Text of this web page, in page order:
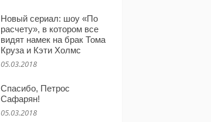
Новый сериал: шоу «По
расчету», в котором все
видят намек на брак Тома
Круза и Кэти Холмс
05.03.2018
Спасибо, Петрос
Сафарян!
05.03.2018